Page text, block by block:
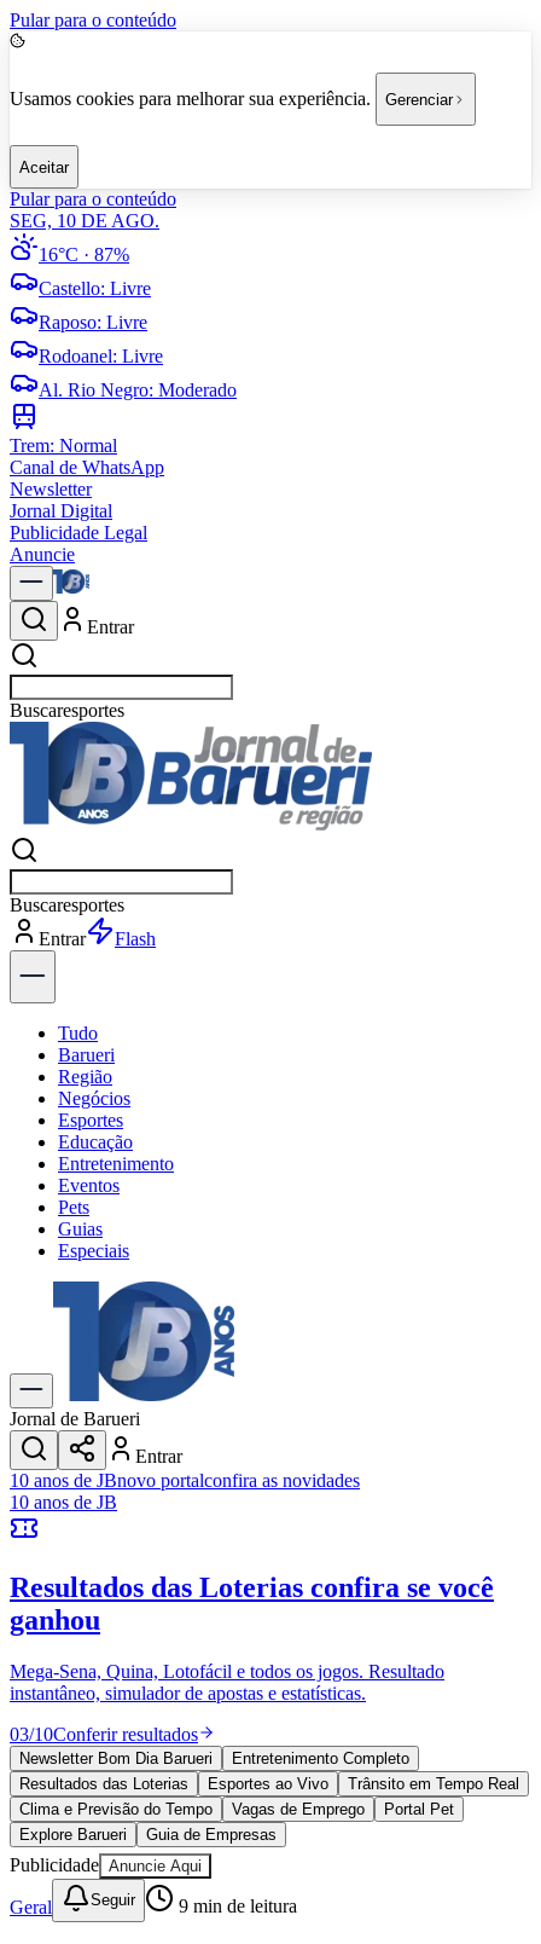
Pular para o conteúdo
Usamos cookies para melhorar sua experiência. Gerenciar
Aceitar
Pular para o conteúdo
SEG, 10 DE AGO.
16°C · 87%
Castello: Livre
Raposo: Livre
Rodoanel: Livre
Al. Rio Negro: Moderado
Trem: Normal
Canal de WhatsApp
Newsletter
Jornal Digital
Publicidade Legal
Anuncie
Entrar
Buscarpolít
Buscarpolít
Entrar
Flash
Tudo
Barueri
Região
Negócios
Esportes
Educação
Entretenimento
Eventos
Pets
Guias
Especiais
Explore Tudo
Últimas Notícias
Previsão do Tempo
Trânsito e Rotas
Dia a Dia & Lazer
Transportes
Gastronomia
Cinema & Shows
JogosNovo
Anuncie no Portal
Cadastrar Empresa
Divulgar Vagas
Política
Esportes
Saúde
Segurança
Cultura
Meio Ambiente
Obras
Educação
Bairros de Barueri
Jornal de Barueri
Entrar
10 anos de JBnovo portalconfira as novidades
10 anos de JB
Resultados das Loterias confira se você
ganhou
Mega-Sena, Quina, Lotofácil e todos os jogos. Resultado
instantâneo, simulador de apostas e estatísticas.
03/10Conferir resultados
Newsletter Bom Dia Barueri
Entretenimento Completo
Resultados das Loterias
Esportes ao Vivo
Trânsito em Tempo Real
Clima e Previsão do Tempo
Vagas de Emprego
Portal Pet
Explore Barueri
Guia de Empresas
Publicidade Anuncie Aqui
Geral Seguir 9 min de leitura